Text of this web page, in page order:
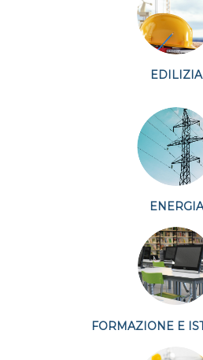
EDILIZIA
ENERGIA
FORMAZIONE E